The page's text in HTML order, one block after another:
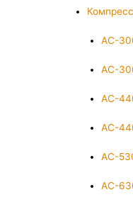
AC-
AC-
AC-
AC-
AC-
AC-